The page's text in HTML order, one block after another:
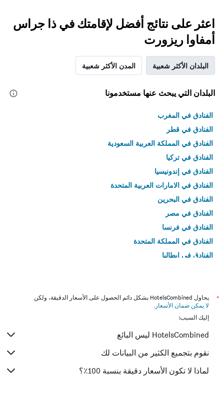
اعثر على نتائج أفضل لإقامتك في ذا جراس
أمفاوا ريزورت
البلدان الأكثر شعبية المدن الأكثر شعبية
البلدان التي يبحث عنها مستخدمونا
الفنادق في المغرب
الفنادق في قطر
الفنادق في المملكة العربية السعودية
الفنادق في تركيا
الفنادق في إندونيسيا
الفنادق في الامارات العربية المتحدة
الفنادق في البحرين
الفنادق في مصر
الفنادق في فرنسا
الفنادق في المملكة المتحدة
الفنادق في إيطاليا
*
يحاول HotelsCombined بشكل دائم الحصول على الأسعار الدقيقة، ولكن
لا يمكن ضمان الأسعار .
إليك السبب:
HotelsCombined ليس البائع
نقوم بتجميع الكثير من البيانات لك
لماذا لا تكون الأسعار دقيقة بنسبة 100٪؟